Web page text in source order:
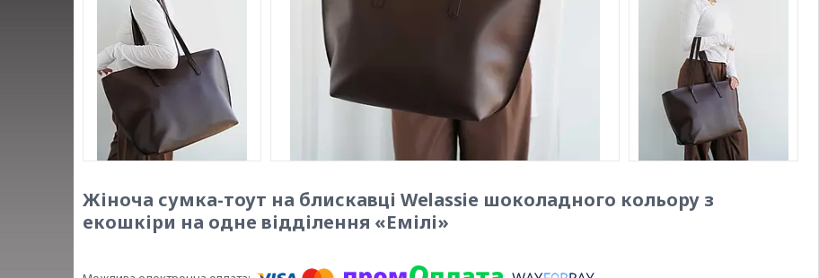
Жіноча сумка-тоут на блискавці Welassie шоколадного кольору з
екошкіри на одне відділення «Емілі»